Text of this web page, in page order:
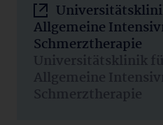
Allgemeine
Schmerztherapie
Universitätsklinik
Allgemeine
Schmerztherapie